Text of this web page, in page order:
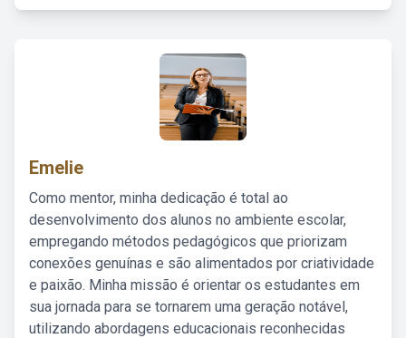
Emelie
Como mentor, minha dedicação é total ao
desenvolvimento dos alunos no ambiente escolar,
empregando métodos pedagógicos que priorizam
conexões genuínas e são alimentados por criatividade
e paixão. Minha missão é orientar os estudantes em
sua jornada para se tornarem uma geração notável,
utilizando abordagens educacionais reconhecidas